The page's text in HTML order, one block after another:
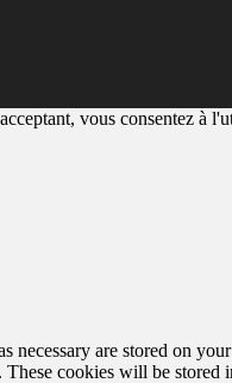
vous consentez à
are stored on
These cookies will be